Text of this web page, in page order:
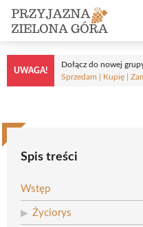
Przejdź
treści
UWAGA!
Dołącz do nowej
Sprzedam | Kupię |
Spis treści
Wstęp
Życiorys